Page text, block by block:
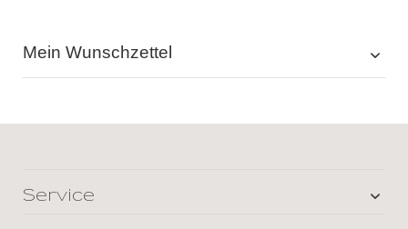
Mein Wunschzettel
Service